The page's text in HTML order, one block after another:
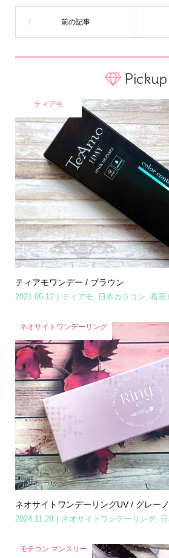
Pickup
ティアモ
ティアモワンデー / ブラウン
2021.05.12 ティアモ 日本カラコン 着画
ネオサイトワンデーリング
ネオサイトワンデーリングUV / グレー
2024.11.28 ネオサイトワンデーリング,
モテコン マンスリー